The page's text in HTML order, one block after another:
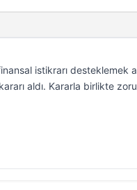
istikrarı desteklemek
aldı. Kararla birlikte